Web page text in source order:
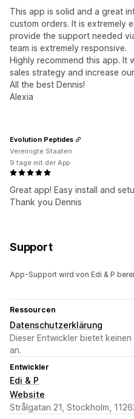
This app is solid and a great
custom orders. It is extremely
provide the support needed
team is extremely responsive.
Highly recommend this app. It
sales strategy and increase
All the best Dennis!
Alexia
Great app! Easy install and
Thank you Dennis
Evolution Peptides
Vereinigte Staaten
9 tage mit der App
Support
App-Support wird von Edi & P
Ressourcen
Datenschutzerklärung
Dieser Entwickler bietet
an.
Entwickler
Edi & P
Website
Strålgatan 21, Stockholm,